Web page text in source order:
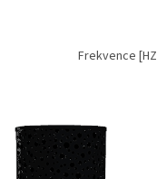
Frekvence